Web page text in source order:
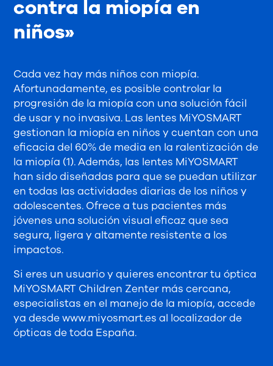
contra la miopía en
niños»
Cada vez hay más niños con miopía.
Afortunadamente, es posible controlar la
progresión de la miopía con una solución fácil
de usar y no invasiva. Las lentes MiYOSMART
gestionan la miopía en niños y cuentan con una
eficacia del 60% de media en la ralentización de
la miopía (1). Además, las lentes MiYOSMART
han sido diseñadas para que se puedan utilizar
en todas las actividades diarias de los niños y
adolescentes. Ofrece a tus pacientes más
jóvenes una solución visual eficaz que sea
segura, ligera y altamente resistente a los
impactos.
Si eres un usuario y quieres encontrar tu óptica
MiYOSMART Children Zenter más cercana,
especialistas en el manejo de la miopía, accede
ya desdewww.miyosmart.es al localizador de
ópticas de toda España.